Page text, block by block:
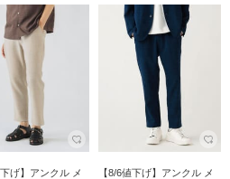
下げ】アンクル メ
【8/6値下げ】アンクル メ